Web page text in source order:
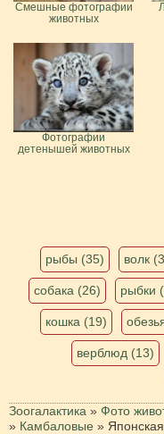
Смешные фотографии
животных
Фотографии
детенышей животных
рыбы (35) волк
собака (26) рыбки
кошка (19)
верблюд (13)
Зоогалактика » Фото
» Камбаловые »